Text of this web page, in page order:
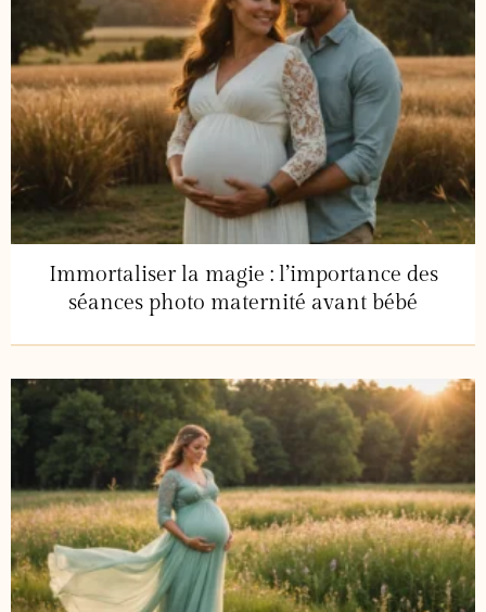
Immortaliser la magie : l’importance des
séances photo maternité avant bébé